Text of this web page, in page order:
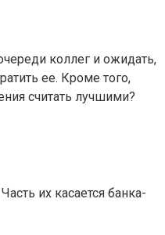
коллег и ожидать,
ее. Кроме того,
считать лучшими?
их касается банка-